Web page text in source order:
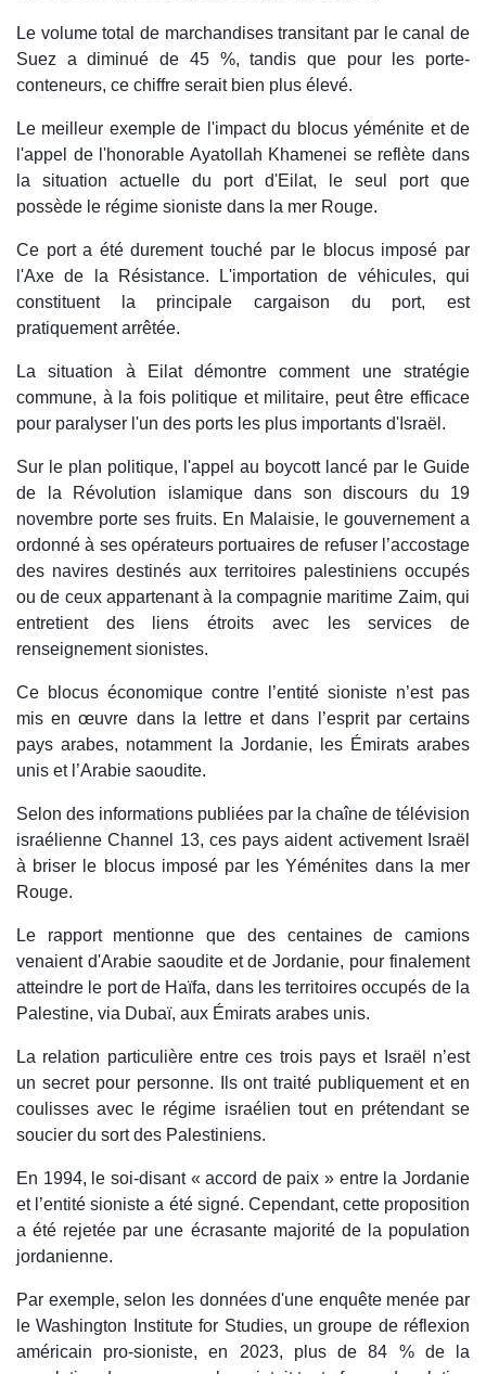
Le volume total de marchandises transitant par le canal de
Suez a diminué de 45 %, tandis que pour les porte-
conteneurs, ce chiffre serait bien plus élevé.
Le meilleur exemple de l'impact du blocus yéménite et de
l'appel de l'honorable Ayatollah Khamenei se reflète dans
la situation actuelle du port d'Eilat, le seul port que
possède le régime sioniste dans la mer Rouge.
Ce port a été durement touché par le blocus imposé par
l'Axe de la Résistance. L'importation de véhicules, qui
constituent la principale cargaison du port, est
pratiquement arrêtée.
La situation à Eilat démontre comment une stratégie
commune, à la fois politique et militaire, peut être efficace
pour paralyser l'un des ports les plus importants d'Israël.
Sur le plan politique, l'appel au boycott lancé par le Guide
de la Révolution islamique dans son discours du 19
novembre porte ses fruits. En Malaisie, le gouvernement a
ordonné à ses opérateurs portuaires de refuser l’accostage
des navires destinés aux territoires palestiniens occupés
ou de ceux appartenant à la compagnie maritime Zaim, qui
entretient des liens étroits avec les services de
renseignement sionistes.
Ce blocus économique contre l’entité sioniste n’est pas
mis en œuvre dans la lettre et dans l’esprit par certains
pays arabes, notamment la Jordanie, les Émirats arabes
unis et l’Arabie saoudite.
Selon des informations publiées par la chaîne de télévision
israélienne Channel 13, ces pays aident activement Israël
à briser le blocus imposé par les Yéménites dans la mer
Rouge.
Le rapport mentionne que des centaines de camions
venaient d'Arabie saoudite et de Jordanie, pour finalement
atteindre le port de Haïfa, dans les territoires occupés de la
Palestine, via Dubaï, aux Émirats arabes unis.
La relation particulière entre ces trois pays et Israël n’est
un secret pour personne. Ils ont traité publiquement et en
coulisses avec le régime israélien tout en prétendant se
soucier du sort des Palestiniens.
En 1994, le soi-disant « accord de paix » entre la Jordanie
et l’entité sioniste a été signé. Cependant, cette proposition
a été rejetée par une écrasante majorité de la population
jordanienne.
Par exemple, selon les données d'une enquête menée par
le Washington Institute for Studies, un groupe de réflexion
américain pro-sioniste, en 2023, plus de 84 % de la